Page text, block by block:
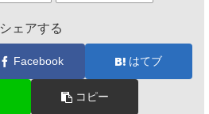
シェアする
Facebook はてブ
コピー